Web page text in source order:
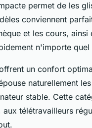
permet de les
conviennent
et les cours,
n'importe
un confort
naturellement
stable. Cette
aux télétravailleurs